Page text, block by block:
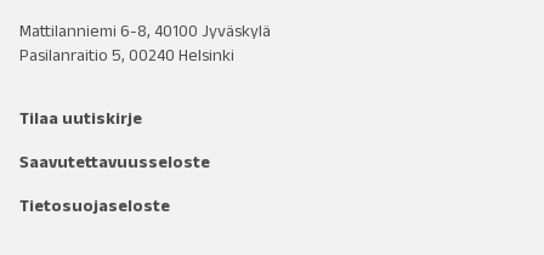
Mattilanniemi 6-8, 40100 Jyväskylä
Pasilanraitio 5, 00240 Helsinki
Tilaa uutiskirje
Saavutettavuusseloste
Tietosuojaseloste